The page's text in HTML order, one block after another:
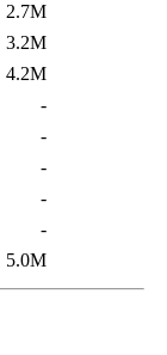
2.7M
3.2M
4.2M
-
-
-
-
-
5.0M